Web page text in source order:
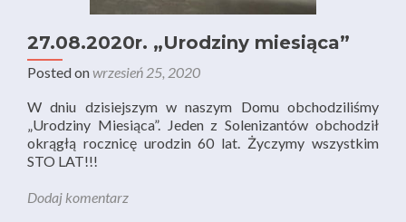
27.08.2020r. „Urodziny miesiąca”
Posted onwrzesień 25, 2020
W dniu dzisiejszym w naszym Domu obchodziliśmy
„Urodziny Miesiąca”. Jeden z Solenizantów obchodził
okrągłą rocznicę urodzin 60 lat. Życzymy wszystkim
STO LAT!!!
Dodaj komentarz